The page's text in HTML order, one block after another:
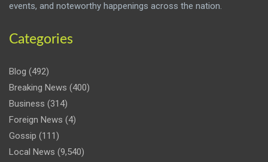
events, and noteworthy happenings across the nation.
Categories
Blog (492)
Breaking News (400)
Business (314)
Foreign News (4)
Gossip (111)
Local News (9,540)